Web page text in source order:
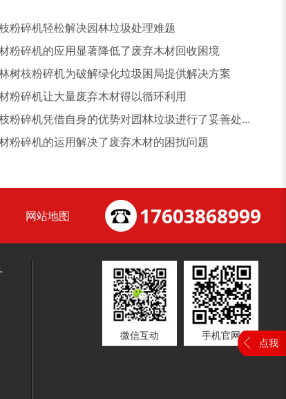
型稻草捆撕碎机... 金属撕碎机
粉碎机轻松解决园林垃圾处理难题
粉碎机的应用显著降低了废弃木材回收困境
树枝粉碎机为破解绿化垃圾困局提供解决方案
粉碎机让大量废弃木材得以循环利用
粉碎机凭借自身的优势对园林垃圾进行了妥善处...
粉碎机的运用解决了废弃木材的困扰问题
网站地图 17603868999
微信互动 手机官网
点我